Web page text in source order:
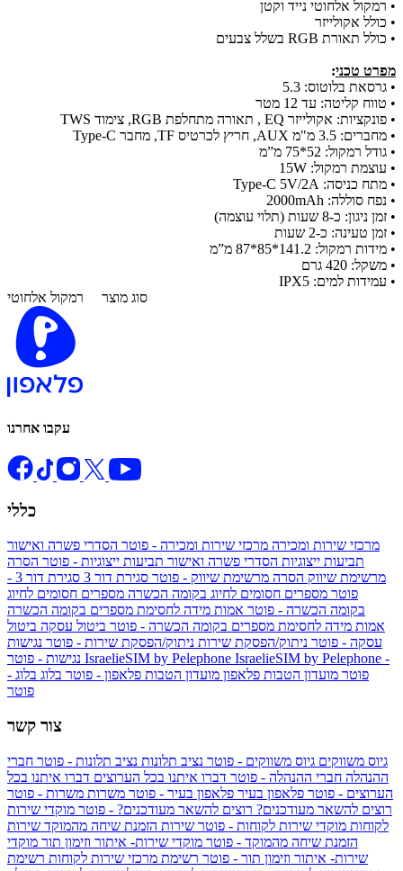
• רמקול אלחוטי נייד וקטן
• כולל אקולייזר
• כולל תאורת RGB בשלל צבעים
מפרט טכני:
• גרסאת בלוטוס: 5.3
• טווח קליטה: עד 12 מטר
• פונקציות: אקולייזר EQ , תאורה מתחלפת RGB, צימוד TWS
• מחברים: 3.5 מ"מ AUX, חריץ לכרטיס TF, מחבר Type-C
• גודל רמקול: 52*75 מ”מ
• עוצמת רמקול: 15W
• מתח כניסה: Type-C 5V/2A
• נפח סוללה: 2000mAh
• זמן ניגון: כ-8 שעות (תלוי עוצמה)
• זמן טעינה: כ-2 שעות
• מידות רמקול: 141.2*85*87 מ”מ
• משקל: 420 גרם
• עמידות למים: IPX5
סוג מוצר רמקול אלחוטי
עקבו אחרנו
כללי
מרכזי שירות ומכירה מרכזי שירות ומכירה - פוטר הסדרי פשרה ואישור
תביעות ייצוגיות הסדרי פשרה ואישור תביעות ייצוגיות - פוטר הסרה
מרשימת שיווק הסרה מרשימת שיווק - פוטר סגירת דור 3
סגירת דור 3 -
פוטר מספרים חסומים לחיוג בקומה הכשרה מספרים חסומים לחיוג
בקומה הכשרה - פוטר אמות מידה לחסימת מספרים בקומה הכשרה
אמות מידה לחסימת מספרים בקומה הכשרה - פוטר ביטול עסקה ביטול
עסקה - פוטר ניתוק/הפסקת שירות ניתוק/הפסקת שירות - פוטר נגישות
IsraelieSIM by Pelephone IsraelieSIM by Pelephone -
פוטר מועדון הטבות פלאפון מועדון הטבות פלאפון - פוטר בלוג בלוג -
פוטר
צור קשר
גיוס משווקים גיוס משווקים - פוטר נציב תלונות נציב תלונות - פוטר חברי
ההנהלה חברי ההנהלה - פוטר דברו איתנו בכל הערוצים דברו איתנו בכל
הערוצים - פוטר פלאפון בעיר פלאפון בעיר - פוטר משרות משרות - פוטר
רוצים להשאר מעודכנים? רוצים להשאר מעודכנים? - פוטר מוקדי שירות
לקוחות מוקדי שירות לקוחות - פוטר שירות הזמנת שיחה מהמוקד שירות
הזמנת שיחה מהמוקד - פוטר מוקדי שירות- איתור וזימון תור מוקדי
שירות- איתור וזימון תור - פוטר רשימת מרכזי שירות לקוחות רשימת